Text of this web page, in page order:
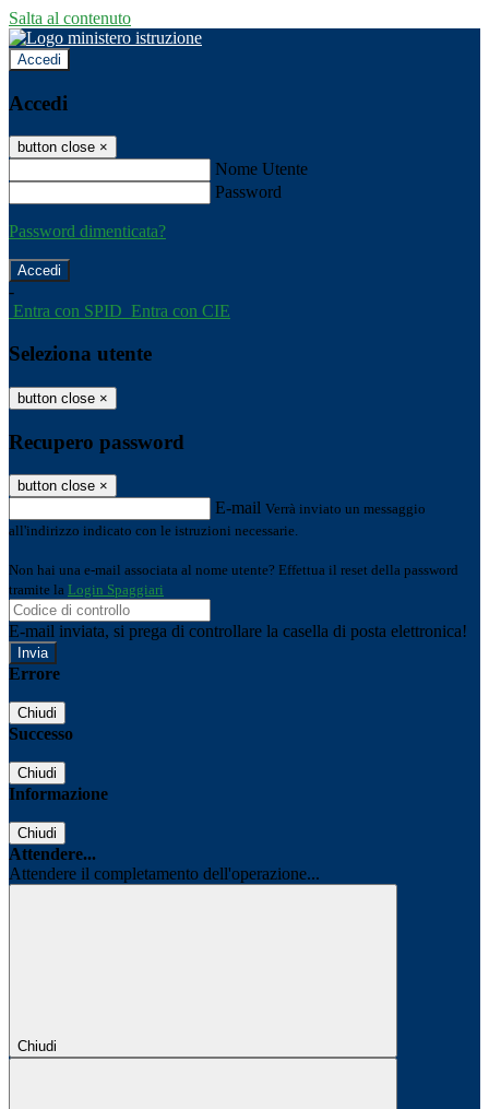
Salta al contenuto
Accedi
Accedi
button close ×
Nome Utente
Password
Password dimenticata?
-
Entra con SPID Entra con CIE
Seleziona utente
button close ×
Recupero password
button close ×
E-mail Verrà inviato un messaggio
all'indirizzo indicato con le istruzioni necessarie.
Non hai una e-mail associata al nome utente? Effettua il reset della password
tramite la Login Spaggiari
E-mail inviata, si prega di controllare la casella di posta elettronica!
Errore
Chiudi
Successo
Chiudi
Informazione
Chiudi
Attendere...
Attendere il completamento dell'operazione...
Chiudi